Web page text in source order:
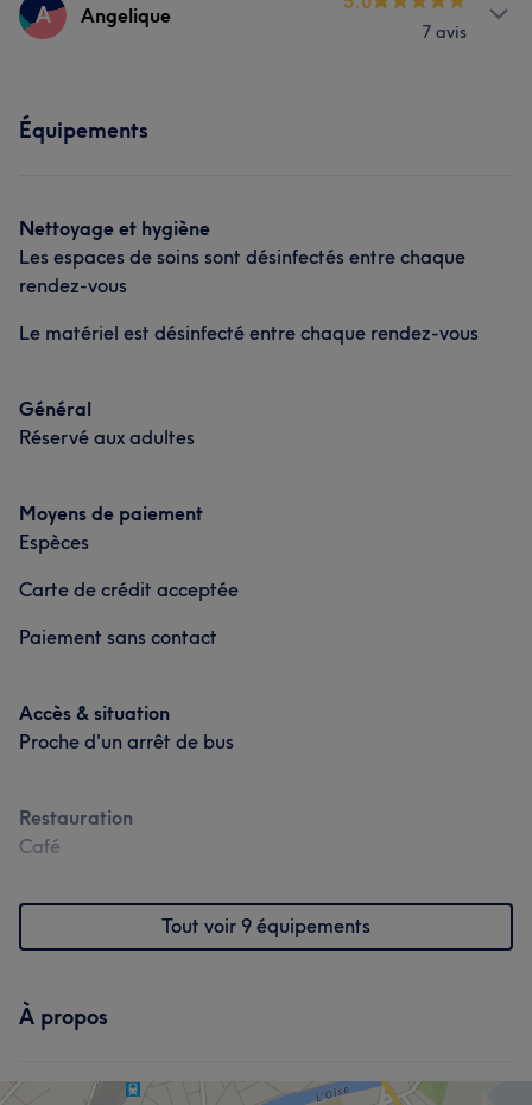
Épilation
A Angelique
7 avis
Équipements
Nettoyage et hygiène
Les espaces de soins sont désinfectés entre chaque
rendez-vous
Le matériel est désinfecté entre chaque rendez-vous
Général
Réservé aux adultes
Moyens de paiement
Espèces
Carte de crédit acceptée
Paiement sans contact
Accès & situation
Proche d'un arrêt de bus
Restauration
Café
Tout voir 9 équipements
À propos